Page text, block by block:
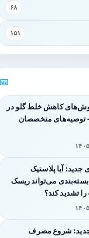
۶۸
۱۵۱
کاهش خلط گلو در
توصیه‌های متخصصان
۱۷
جدید: آیا پلاستیک
می‌تواند ریسک
تشدید کند؟
۱۷
شروع مصرف